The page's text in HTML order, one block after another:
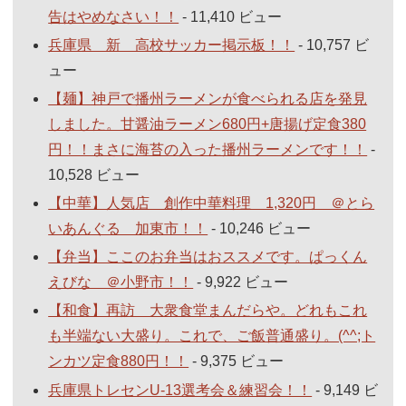
告はやめなさい！！
- 11,410 ビュー
兵庫県 新 高校サッカー掲示板！！
- 10,757 ビ
ュー
【麺】神戸で播州ラーメンが食べられる店を発見
しました。甘醤油ラーメン680円+唐揚げ定食380
円！！まさに海苔の入った播州ラーメンです！！
-
10,528 ビュー
【中華】人気店 創作中華料理 1,320円 ＠とら
いあんぐる 加東市！！
- 10,246 ビュー
【弁当】ここのお弁当はおススメです。ぱっくん
えびな ＠小野市！！
- 9,922 ビュー
【和食】再訪 大衆食堂まんだらや。どれもこれ
も半端ない大盛り。これで、ご飯普通盛り。(^^;ト
ンカツ定食880円！！
- 9,375 ビュー
兵庫県トレセンU-13選考会＆練習会！！
- 9,149 ビ